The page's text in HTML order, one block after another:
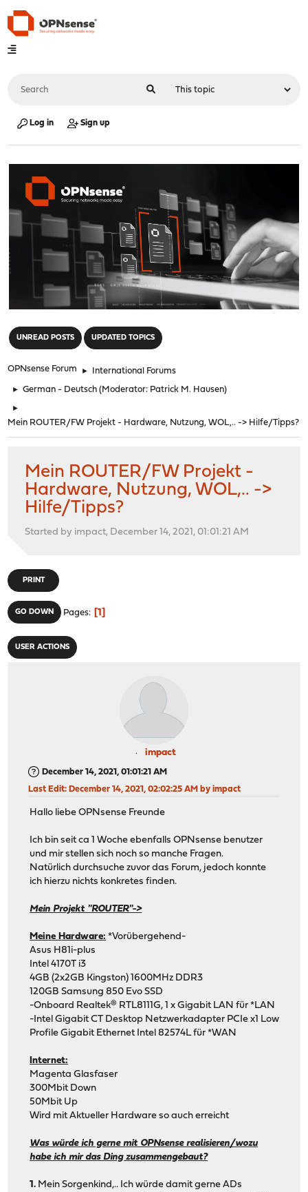
Log in Sign up
UNREAD POSTS UPDATED TOPICS
OPNsense Forum ► International Forums
► German - Deutsch (Moderator: Patrick M. Hausen)
►
Mein ROUTER/FW Projekt - Hardware, Nutzung, WOL,.. -> Hilfe/Tipps?
Mein ROUTER/FW Projekt -
Hardware, Nutzung, WOL,.. ->
Hilfe/Tipps?
Started by impact, December 14, 2021, 01:01:21 AM
PRINT
GO DOWN Pages 1
USER ACTIONS
impact
December 14, 2021, 01:01:21 AM
Last Edit: December 14, 2021, 02:02:25 AM by impact
Hallo liebe OPNsense Freunde
Ich bin seit ca 1 Woche ebenfalls OPNsense benutzer
und mir stellen sich noch so manche Fragen.
Natürlich durchsuche zuvor das Forum, jedoch konnte
ich hierzu nichts konkretes finden.
Mein Projekt "ROUTER"->
Meine Hardware: *Vorübergehend-
Asus H81i-plus
Intel 4170T i3
4GB (2x2GB Kingston) 1600MHz DDR3
120GB Samsung 850 Evo SSD
-Onboard Realtek® RTL8111G, 1 x Gigabit LAN für *LAN
-Intel Gigabit CT Desktop Netzwerkadapter PCIe x1 Low
Profile Gigabit Ethernet Intel 82574L für *WAN
Internet:
Magenta Glasfaser
300Mbit Down
50Mbit Up
Wird mit Aktueller Hardware so auch erreicht
Was würde ich gerne mit OPNsense realisieren/wozu
habe ich mir das Ding zusammengebaut?
1. Mein Sorgenkind,.. Ich würde damit gerne ADs